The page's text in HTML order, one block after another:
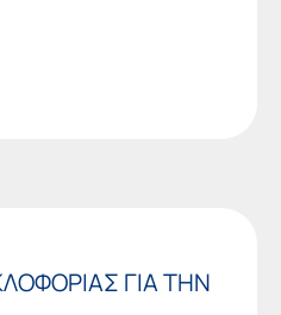
ΓΙΑ ΤΗΝ